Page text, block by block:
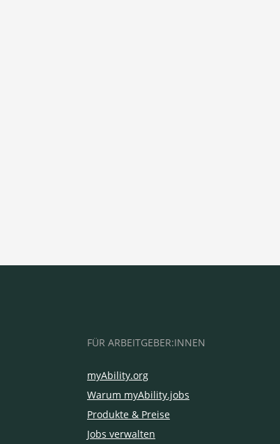
FÜR ARBEITGEBER:INNEN
myAbility.org
Warum myAbility.jobs
Produkte & Preise
Jobs verwalten